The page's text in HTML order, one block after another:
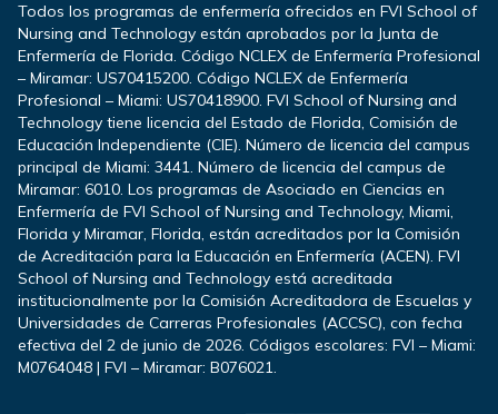
Todos los programas de enfermería ofrecidos en FVI School of
Nursing and Technology están aprobados por la Junta de
Enfermería de Florida. Código NCLEX de Enfermería Profesional
– Miramar: US70415200. Código NCLEX de Enfermería
Profesional – Miami: US70418900. FVI School of Nursing and
Technology tiene licencia del Estado de Florida, Comisión de
Educación Independiente (CIE). Número de licencia del campus
principal de Miami: 3441. Número de licencia del campus de
Miramar: 6010. Los programas de Asociado en Ciencias en
Enfermería de FVI School of Nursing and Technology, Miami,
Florida y Miramar, Florida, están acreditados por la Comisión
de Acreditación para la Educación en Enfermería (ACEN). FVI
School of Nursing and Technology está acreditada
institucionalmente por la Comisión Acreditadora de Escuelas y
Universidades de Carreras Profesionales (ACCSC), con fecha
efectiva del 2 de junio de 2026. Códigos escolares: FVI – Miami:
M0764048 | FVI – Miramar: B076021.